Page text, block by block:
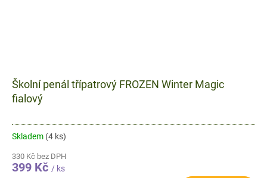
Školní penál třípatrový FROZEN Winter Magic
fialový
Skladem (4 ks)
330 Kč bez DPH
399 Kč / ks